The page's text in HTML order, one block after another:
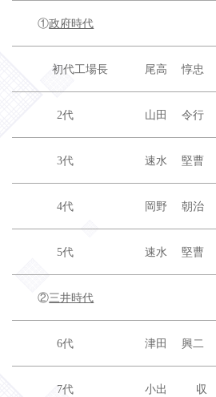
①政府時代
初代工場長 尾高 惇忠
2代 山田 令行
3代 速水 堅曹
4代 岡野 朝治
5代 速水 堅曹
②三井時代
6代 津田 興二
7代 小出 収